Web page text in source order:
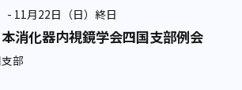
- 11月22日（日）終日
消化器内視鏡学会四国支部例会
部